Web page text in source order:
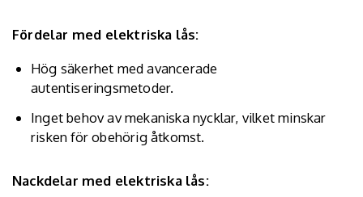
Fördelar med elektriska lås:
Hög säkerhet med avancerade
autentiseringsmetoder.
Inget behov av mekaniska nycklar, vilket minskar
risken för obehörig åtkomst.
Nackdelar med elektriska lås: